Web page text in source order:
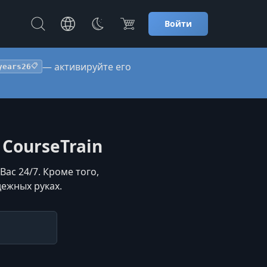
Войти
📋 — активируйте его
24/7. Кроме того,
руках.